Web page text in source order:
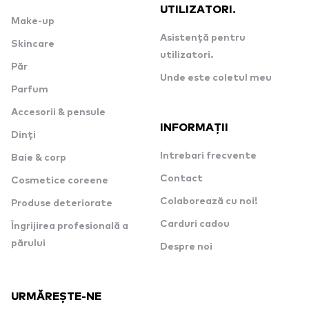
Make-up
Skincare
Păr
Parfum
Accesorii & pensule
Dinți
Baie & corp
Cosmetice coreene
Produse deteriorate
Îngrijirea profesională a
părului
UTILIZATORI.
Asistență pentru
utilizatori.
Unde este coletul meu
INFORMAȚII
Intrebari frecvente
Contact
Colaborează cu noi!
Carduri cadou
Despre noi
URMĂREȘTE-NE